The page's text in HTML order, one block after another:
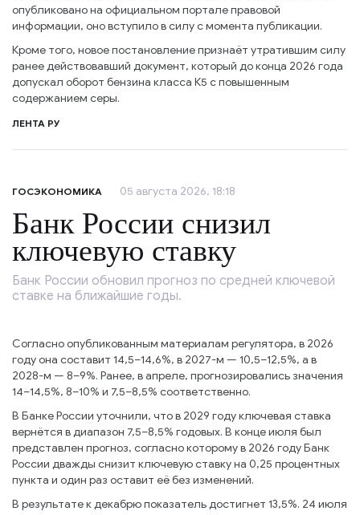
опубликовано на официальном портале правовой
информации, оно вступило в силу с момента публикации.
Кроме того, новое постановление признаёт утратившим силу
ранее действовавший документ, который до конца 2026 года
допускал оборот бензина класса К5 с повышенным
содержанием серы.
ЛЕНТА РУ
ГОСЭКОНОМИКА 05 августа 2026, 18:18
Банк России снизил
ключевую ставку
Банк России обновил прогноз по средней ключевой
ставке на ближайшие годы.
Согласно опубликованным материалам регулятора, в 2026
году она составит 14,5–14,6%, в 2027-м — 10,5–12,5%, а в
2028-м — 8–9%. Ранее, в апреле, прогнозировались значения
14–14,5%, 8–10% и 7,5–8,5% соответственно.
В Банке России уточнили, что в 2029 году ключевая ставка
вернётся в диапазон 7,5–8,5% годовых. В конце июля был
представлен прогноз, согласно которому в 2026 году Банк
России дважды снизит ключевую ставку на 0,25 процентных
пункта и один раз оставит её без изменений.
В результате к декабрю показатель достигнет 13,5%. 24 июля